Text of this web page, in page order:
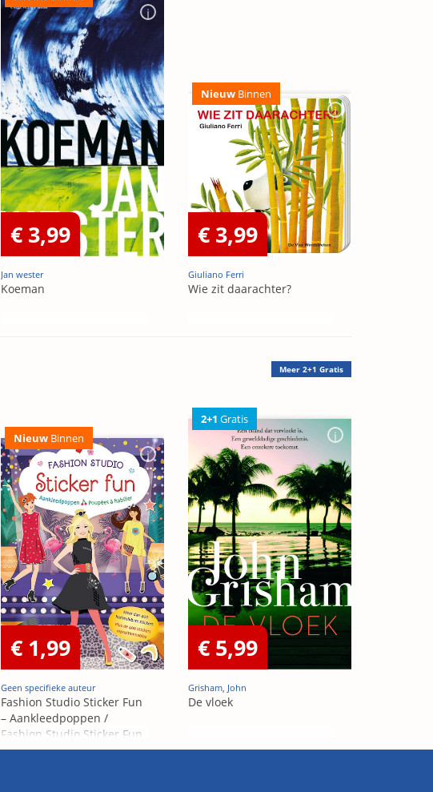
€ 3,99
Jan wester
Koeman
Nieuw Binnen
€ 3,99
Giuliano Ferri
Wie zit daarachter?
Meer 2+1 Gratis
Nieuw Binnen
€ 1,99
Geen specifieke auteur
Fashion Studio Sticker Fun
– Aankleedpoppen /
Fashion Studio Sticker Fun
– Poupées Á habiller
2+1 Gratis
€ 5,99
Grisham, John
De vloek